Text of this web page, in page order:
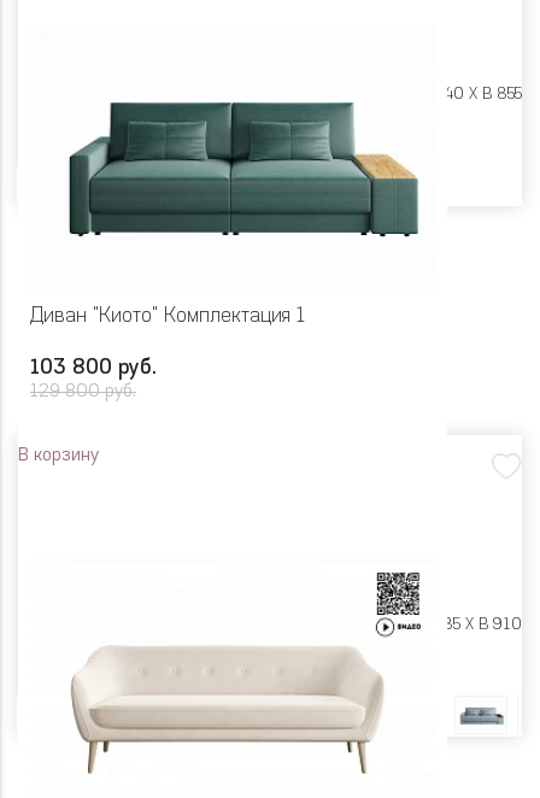
Ш 1660 X Г 940 X В 855
Диван "Киото" Комплектация 1
103 800 руб.
129 800 руб.
В корзину
Ш 2490 X Г 1185 X В 910